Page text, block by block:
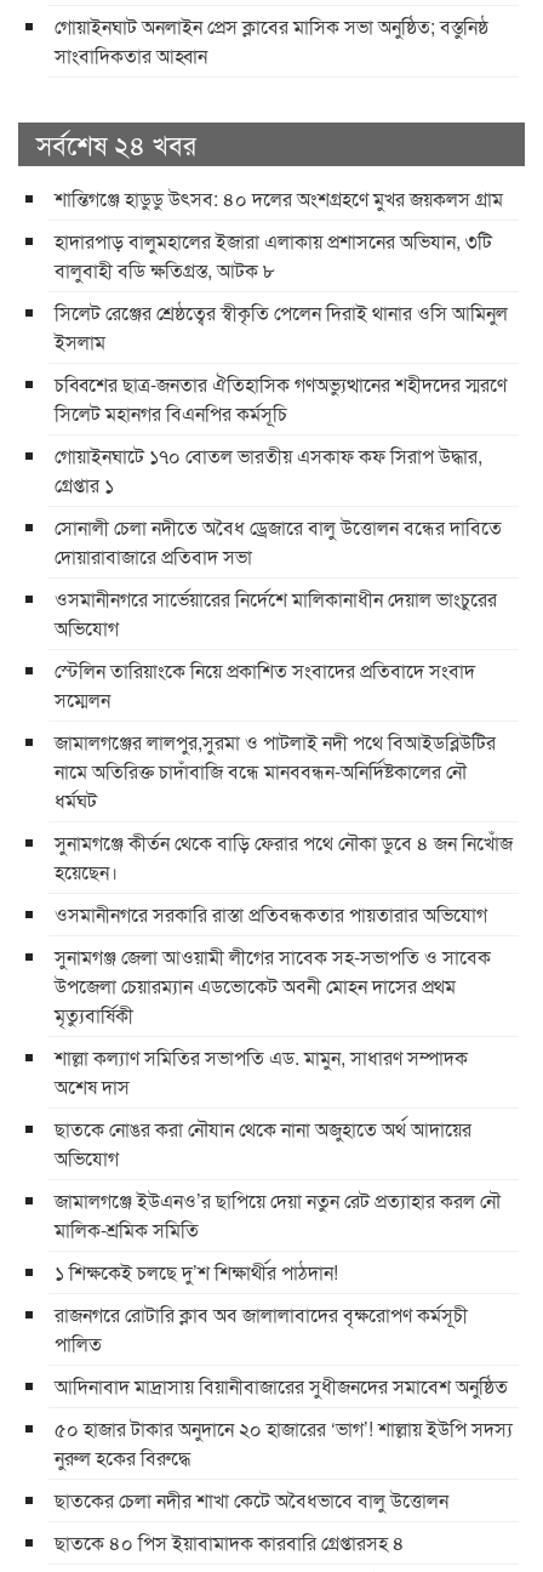
​গোয়াইনঘাট অনলাইন প্রেস ক্লাবের মাসিক সভা অনুষ্ঠিত; বস্তুনিষ্ঠ
সাংবাদিকতার আহ্বান
সর্বশেষ ২৪ খবর
শান্তিগঞ্জে হাডুডু উৎসব: ৪০ দলের অংশগ্রহণে মুখর জয়কলস গ্রাম
হাদারপাড় বালুমহালের ইজারা এলাকায় প্রশাসনের অভিযান, ৩টি
বালুবাহী বডি ক্ষতিগ্রস্ত, আটক ৮
সিলেট রেঞ্জের শ্রেষ্ঠত্বের স্বীকৃতি পেলেন দিরাই থানার ওসি আমিনুল
ইসলাম
চব্বিশের ছাত্র-জনতার ঐতিহাসিক গণঅভ্যুত্থানের শহীদদের স্মরণে
সিলেট মহানগর বিএনপির কর্মসূচি
গোয়াইনঘাটে ১৭০ বোতল ভারতীয় এসকাফ কফ সিরাপ উদ্ধার,
গ্রেপ্তার ১
সোনালী চেলা নদীতে অবৈধ ড্রেজারে বালু উত্তোলন বন্ধের দাবিতে
দোয়ারাবাজারে প্রতিবাদ সভা
ওসমানীনগরে সার্ভেয়ারের নির্দেশে মালিকানাধীন দেয়াল ভাংচুরের
অভিযোগ
স্টেলিন তারিয়াংকে নিয়ে প্রকাশিত সংবাদের প্রতিবাদে সংবাদ
সম্মেলন
জামালগঞ্জের লালপুর,সুরমা ও পাটলাই নদী পথে বিআইডব্লিউটির
নামে অতিরিক্ত চাদাঁবাজি বন্ধে মানববন্ধন-অনির্দিষ্টকালের নৌ
ধর্মঘট
সুনামগঞ্জে কীর্তন থেকে বাড়ি ফেরার পথে নৌকা ডুবে ৪ জন নিখোঁজ
হয়েছেন।
ওসমানীনগরে সরকারি রাস্তা প্রতিবন্ধকতার পায়তারার অভিযোগ
সুনামগঞ্জ জেলা আওয়ামী লীগের সাবেক সহ-সভাপতি ও সাবেক
উপজেলা চেয়ারম্যান এডভোকেট অবনী মোহন দাসের প্রথম
মৃত্যুবার্ষিকী
শাল্লা কল্যাণ সমিতির সভাপতি এড. মামুন, সাধারণ সম্পাদক
অশেষ দাস
ছাতকে নোঙর করা নৌযান থেকে নানা অজুহাতে অর্থ আদায়ের
অভিযোগ
জামালগঞ্জে ইউএনও’র ছাপিয়ে দেয়া নতুন রেট প্রত্যাহার করল নৌ
মালিক-শ্রমিক সমিতি
১ শিক্ষকেই চলছে দু’শ শিক্ষার্থীর পাঠদান!
রাজনগরে রোটারি ক্লাব অব জালালাবাদের বৃক্ষরোপণ কর্মসূচী
পালিত
আদিনাবাদ মাদ্রাসায় বিয়ানীবাজারের সুধীজনদের সমাবেশ অনুষ্ঠিত
৫০ হাজার টাকার অনুদানে ২০ হাজারের ‘ভাগ’! শাল্লায় ইউপি সদস্য
নুরুল হকের বিরুদ্ধে
ছাতকের চেলা নদীর শাখা কেটে অবৈধভাবে বালু উত্তোলন
ছাতকে ৪০ পিস ইয়াবামাদক কারবারি গ্রেপ্তারসহ ৪